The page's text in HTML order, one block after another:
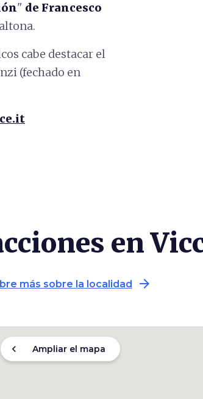
" de Francesco
cabe destacar el
(fechado en
en
más sobre la localidad arrow_forward
chevron_left Ampliar el mapa